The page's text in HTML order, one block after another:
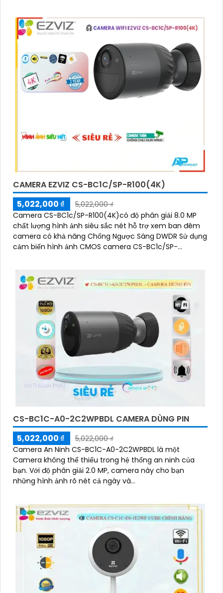
CAMERA EZVIZ CS-BC1C/SP-R100(4K)
5,022,000 ₫
5,022,000 ₫
Camera CS-BC1c/SP-R100(4K)có độ phân giải 8.0 MP
chất lượng hình ảnh siêu sắc nét hỗ trợ xem ban đêm
camera có khả năng Chống Ngược Sáng DWDR Sử dụng
cảm biến hình ảnh CMOS camera CS-BC1c/SP-
dữ liệu lên đến 512GB thông qua khe thẻ nhớ
CS-BC1C-A0-2C2WPBDL CAMERA DÙNG PIN
5,022,000 ₫
5,022,000 ₫
Camera An Ninh CS-BC1C-A0-2C2WPBDL là một
Camera không thể thiếu trong hệ thống an ninh của
bạn. Với độ phân giải 2.0 MP, camera này cho bạn
những hình ảnh rõ nét cả ngày và...